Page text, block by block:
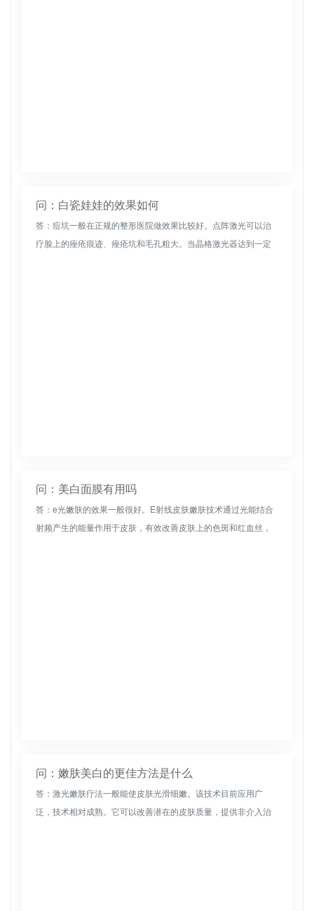
问：白瓷娃娃的效果如何
答：痘坑一般在正规的整形医院做效果比较好。点阵激光可以治
疗脸上的痤疮痕迹、痤疮坑和毛孔粗大。当晶格激光器达到一定
问：美白面膜有用吗
答：e光嫩肤的效果一般很好。E射线皮肤嫩肤技术通过光能结合
射频产生的能量作用于皮肤，有效改善皮肤上的色斑和红血丝，
问：嫩肤美白的更佳方法是什么
答：激光嫩肤疗法一般能使皮肤光滑细嫩。该技术目前应用广
泛，技术相对成熟。它可以改善潜在的皮肤质量，提供非介入治